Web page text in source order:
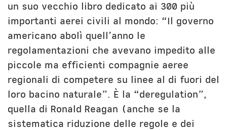
un suo vecchio libro dedicato ai 300 più
importanti aerei civili al mondo: “Il governo
americano abolì quell’anno le
regolamentazioni che avevano impedito alle
piccole ma efficienti compagnie aeree
regionali di competere su linee al di fuori del
loro bacino naturale”. È la “deregulation”,
quella di Ronald Reagan (anche se la
sistematica riduzione delle regole e dei